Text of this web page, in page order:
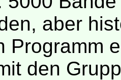
aber
Programm
den